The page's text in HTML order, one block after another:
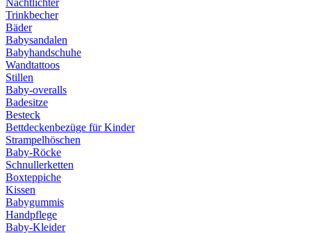
Nachtlichter
Trinkbecher
Bäder
Babysandalen
Babyhandschuhe
Wandtattoos
Stillen
Baby-overalls
Badesitze
Besteck
Bettdeckenbezüge für Kinder
Strampelhöschen
Baby-Röcke
Schnullerketten
Boxteppiche
Kissen
Babygummis
Handpflege
Baby-Kleider